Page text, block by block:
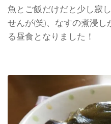
魚とご飯だけだと少し寂
せんが(笑)、なすの煮浸
る昼食となりました！